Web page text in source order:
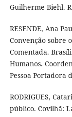
Guilherme Biehl.
RESENDE, Ana
Convenção sobre
Comentada.
Humanos.
Pessoa Portadora
RODRIGUES,
público. Covilhã: